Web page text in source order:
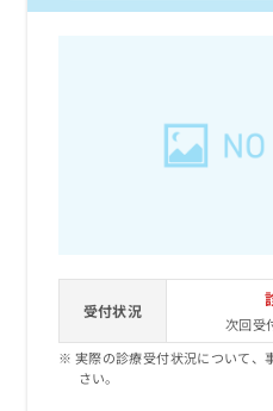
受付状況
次回受
実際の診療受付状況について、
さい。